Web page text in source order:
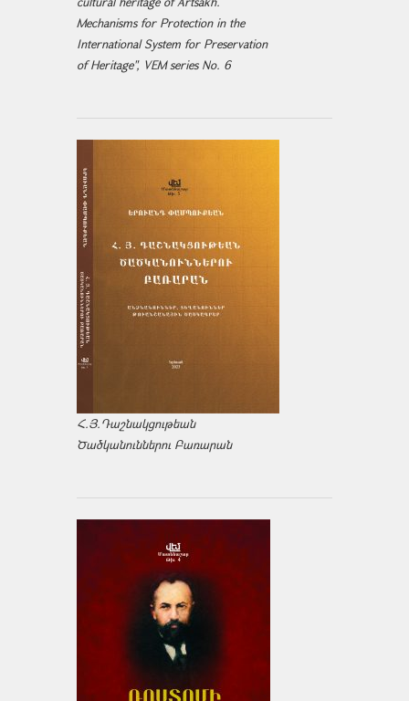
Mechanisms for Protection in the
International System for Preservation
of Heritage", VEM series No. 6
Հ.Յ.Դաշնակցութեան
Ծածկանուններու Բառարան